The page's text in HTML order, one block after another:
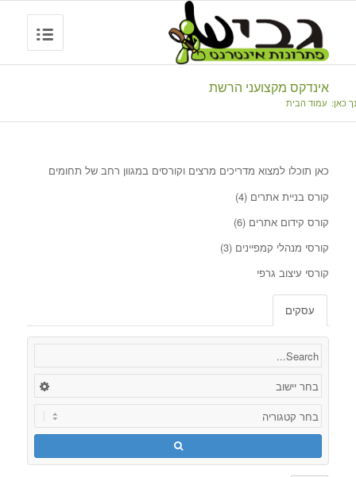
אינדקס מקצועני הרשת
כאן: עמוד הבית
כאן תוכלו למצוא מדריכים מרצים וקורסים במגוון רחב של תחומים
קורס בניית אתרים (4)
קורס קידום אתרים (6)
קורסי מנהלי קמפיינים (3)
קורסי עיצוב גרפי
עסקים